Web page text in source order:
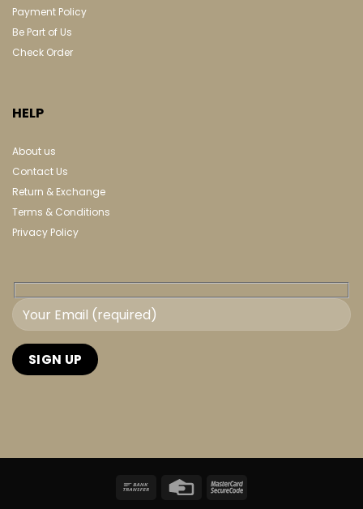
Payment Policy
Be Part of Us
Check Order
HELP
About us
Contact Us
Return & Exchange
Terms & Conditions
Privacy Policy
Bank
Credit MasterCard